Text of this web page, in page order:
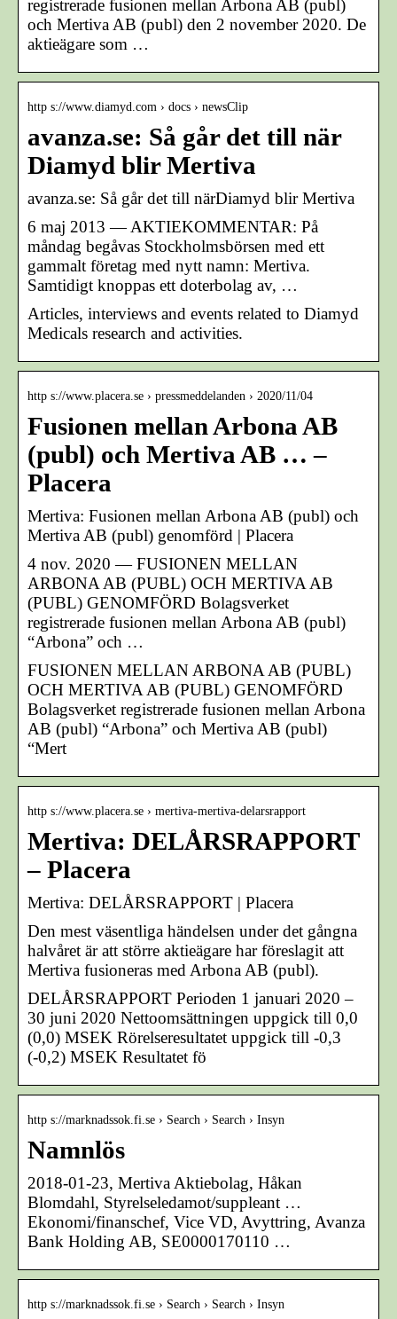
registrerade fusionen mellan Arbona AB (publ)
och Mertiva AB (publ) den 2 november 2020. De
aktieägare som …
http s://www.diamyd.com › docs › newsClip
avanza.se: Så går det till när
Diamyd blir Mertiva
avanza.se: Så går det till närDiamyd blir Mertiva
6 maj 2013 — AKTIEKOMMENTAR: På
måndag begåvas Stockholmsbörsen med ett
gammalt företag med nytt namn: Mertiva.
Samtidigt knoppas ett doterbolag av, …
Articles, interviews and events related to Diamyd
Medicals research and activities.
http s://www.placera.se › pressmeddelanden › 2020/11/04
Fusionen mellan Arbona AB
(publ) och Mertiva AB … –
Placera
Mertiva: Fusionen mellan Arbona AB (publ) och
Mertiva AB (publ) genomförd | Placera
4 nov. 2020 — FUSIONEN MELLAN
ARBONA AB (PUBL) OCH MERTIVA AB
(PUBL) GENOMFÖRD Bolagsverket
registrerade fusionen mellan Arbona AB (publ)
“Arbona” och …
FUSIONEN MELLAN ARBONA AB (PUBL)
OCH MERTIVA AB (PUBL) GENOMFÖRD
Bolagsverket registrerade fusionen mellan Arbona
AB (publ) “Arbona” och Mertiva AB (publ)
“Mert
http s://www.placera.se › mertiva-mertiva-delarsrapport
Mertiva: DELÅRSRAPPORT
– Placera
Mertiva: DELÅRSRAPPORT | Placera
Den mest väsentliga händelsen under det gångna
halvåret är att större aktieägare har föreslagit att
Mertiva fusioneras med Arbona AB (publ).
DELÅRSRAPPORT Perioden 1 januari 2020 –
30 juni 2020 Nettoomsättningen uppgick till 0,0
(0,0) MSEK Rörelseresultatet uppgick till -0,3
(-0,2) MSEK Resultatet fö
http s://marknadssok.fi.se › Search › Search › Insyn
Namnlös
2018-01-23, Mertiva Aktiebolag, Håkan
Blomdahl, Styrelseledamot/suppleant …
Ekonomi/finanschef, Vice VD, Avyttring, Avanza
Bank Holding AB, SE0000170110 …
http s://marknadssok.fi.se › Search › Search › Insyn